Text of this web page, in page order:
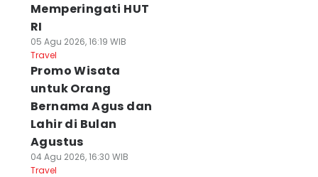
Memperingati HUT
RI
05 Agu 2026, 16:19 WIB
Travel
Promo Wisata
untuk Orang
Bernama Agus dan
Lahir di Bulan
Agustus
04 Agu 2026, 16:30 WIB
Travel